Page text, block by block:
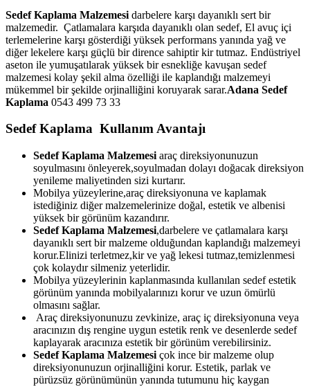
Sedef Kaplama Malzemesi darbelere karşı dayanıklı sert bir
malzemedir. Çatlamalara karşıda dayanıklı olan sedef, El avuç içi
terlemelerine karşı gösterdiği yüksek performans yanında yağ ve
diğer lekelere karşı güçlü bir dirence sahiptir kir tutmaz. Endüstriyel
aseton ile yumuşatılarak yüksek bir esnekliğe kavuşan sedef
malzemesi kolay şekil alma özelliği ile kaplandığı malzemeyi
mükemmel bir şekilde orjinalliğini koruyarak sarar.Adana Sedef
Kaplama 0543 499 73 33
Sedef Kaplama Kullanım Avantajı
Sedef Kaplama Malzemesi araç direksiyonunuzun
soyulmasını önleyerek,soyulmadan dolayı doğacak direksiyon
yenileme maliyetinden sizi kurtarır.
Mobilya yüzeylerine,araç direksiyonuna ve kaplamak
istediğiniz diğer malzemelerinize doğal, estetik ve albenisi
yüksek bir görünüm kazandırır.
Sedef Kaplama Malzemesi,darbelere ve çatlamalara karşı
dayanıklı sert bir malzeme olduğundan kaplandığı malzemeyi
korur.Elinizi terletmez,kir ve yağ lekesi tutmaz,temizlenmesi
çok kolaydır silmeniz yeterlidir.
Mobilya yüzeylerinin kaplanmasında kullanılan sedef estetik
görünüm yanında mobilyalarınızı korur ve uzun ömürlü
olmasını sağlar.
Araç direksiyonunuzu zevkinize, araç iç direksiyonuna veya
aracınızın dış rengine uygun estetik renk ve desenlerde sedef
kaplayarak aracınıza estetik bir görünüm verebilirsiniz.
Sedef Kaplama Malzemesi çok ince bir malzeme olup
direksiyonunuzun orjinalliğini korur. Estetik, parlak ve
pürüzsüz görünümünün yanında tutumunu hiç kaygan